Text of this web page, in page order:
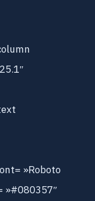
»Roboto
»#080357″